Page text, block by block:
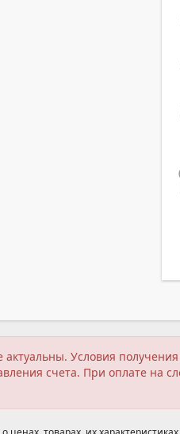
Условия
счета. При оплате на